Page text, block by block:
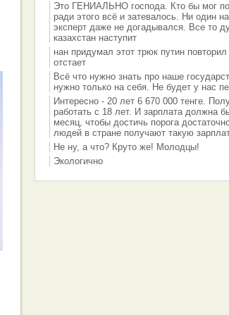
Это ГЕНИАЛЬНО господа. Кто бы мог
ради этого всё и затевалось. Ни один
эксперт даже не догадывался. Все то
казахстан наступит
нан придумал этот трюк путин повторил
отстает
Всё что нужно знать про наше
нужно только на себя. Не будет у нас
Интересно - 20 лет 6 670 000 тенге.
работать с 18 лет. И зарплата должна
месяц, чтобы достичь порога
людей в стране получают такую
Не ну, а что? Круто же! Молодцы!
Экологично